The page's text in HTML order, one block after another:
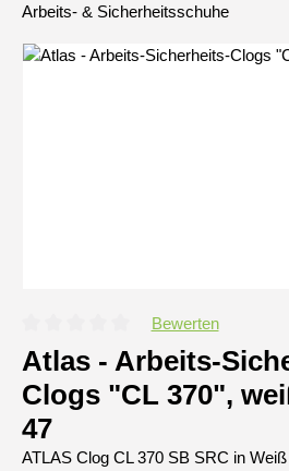
Arbeits- & Sicherheitsschuhe
Bildergalerie überspringen
Bewerten
Atlas - Arbeits-
Clogs "CL 370",
47
ATLAS Clog CL 370 SB SRC in